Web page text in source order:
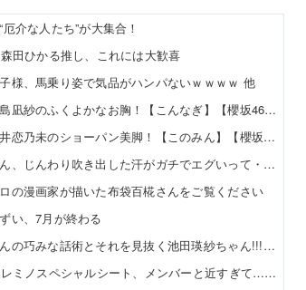
介な人たち”が大集合！
森田ひかる推し、これには大歓喜
子様、馬乗り姿で気品がハンパないｗｗｗｗ 他
【画像】小島凪紗のふくよかなお胸！【こんなぎ】【櫻坂46】 他
【動画】浅井恋乃未のショーパン美脚！【このみん】【櫻坂46】 他
山下美月さん、じんわり吹き出した汗がガチでエグいって・・・
ロの漫画家が描いた布袋百椛さんをご覧ください
い、7月が終わる
林瑠奈ちゃんの巧みな話術とそれを見抜く池田瑛紗ちゃん!!!【乃木坂46】
【櫻坂46】レミノスペシャルシート、メンバーと近すぎて…【全国ツアー2026】